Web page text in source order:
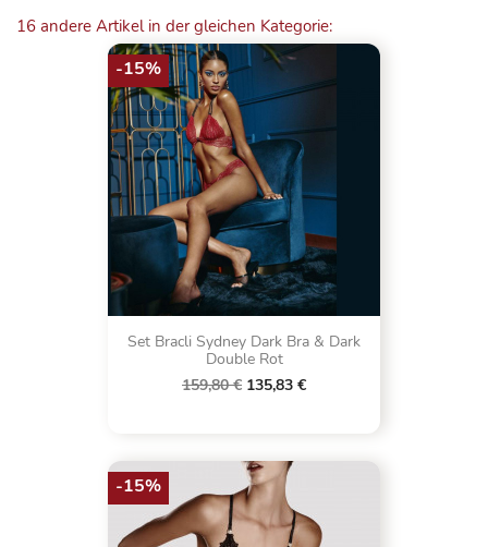
16 andere Artikel in der gleichen Kategorie:
Set Bracli Sydney Dark Bra & Dark
Double Rot
159,80 € 135,83 €
-15%
-15%